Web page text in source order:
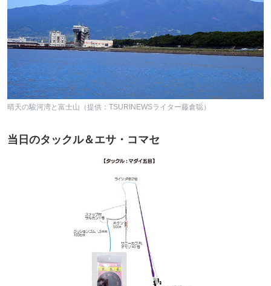
晴天の駿河湾と富士山（提供：TSURINEWSライター藤倉聡）
当日のタックル＆エサ・コマセ